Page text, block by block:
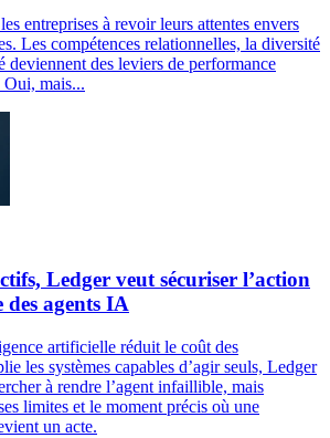
entreprises à revoir leurs attentes envers
Les compétences relationnelles, la diversité
deviennent des leviers de performance
mais...
Ledger veut sécuriser l’action
des agents IA
artificielle réduit le coût des
les systèmes capables d’agir seuls, Ledger
à rendre l’agent infaillible, mais
limites et le moment précis où une
un acte.